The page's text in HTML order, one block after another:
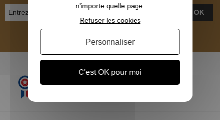
OK
Inscrivez-vous et recevez nos bons plans
n'importe quelle page.
C'est OK pour moi
Refuser les cookies
Personnaliser